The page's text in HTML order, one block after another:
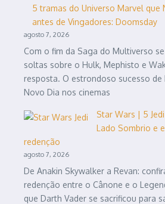
5 tramas do Universo Marvel que
antes de Vingadores: Doomsday
agosto 7, 2026
Com o fim da Saga do Multiverso
soltas sobre o Hulk, Mephisto e
resposta. O estrondoso sucesso de
Novo Dia nos cinemas
Star Wars | 5
Lado Sombrio e
redenção
agosto 7, 2026
De Anakin Skywalker a Revan:
redenção entre o Cânone e o
que Darth Vader se sacrificou para